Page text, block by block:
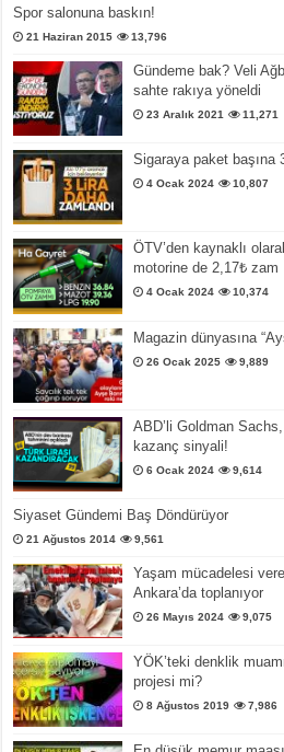
Spor salonuna baskın!
21 Haziran 2015 13,796
Gündeme bak? Veli
sahte rakıya yöneldi
23 Aralık 2021 11,271
Sigaraya paket başına
4 Ocak 2024 10,807
ÖTV’den kaynaklı
motorine de 2,17₺ zam
4 Ocak 2024 10,374
Magazin dünyasına
26 Ocak 2025 9,889
ABD’li Goldman
kazanç sinyali!
6 Ocak 2024 9,614
Siyaset Gündemi Baş Döndürüyor
21 Ağustos 2014 9,561
Yaşam mücadelesi
Ankara’da toplanıyor
26 Mayıs 2024 9,075
YÖK’teki denklik
projesi mi?
8 Ağustos 2019 7,986